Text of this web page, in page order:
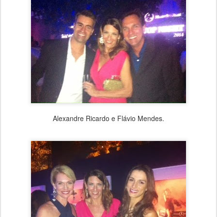
Alexandre Ricardo e Flávio Mendes.